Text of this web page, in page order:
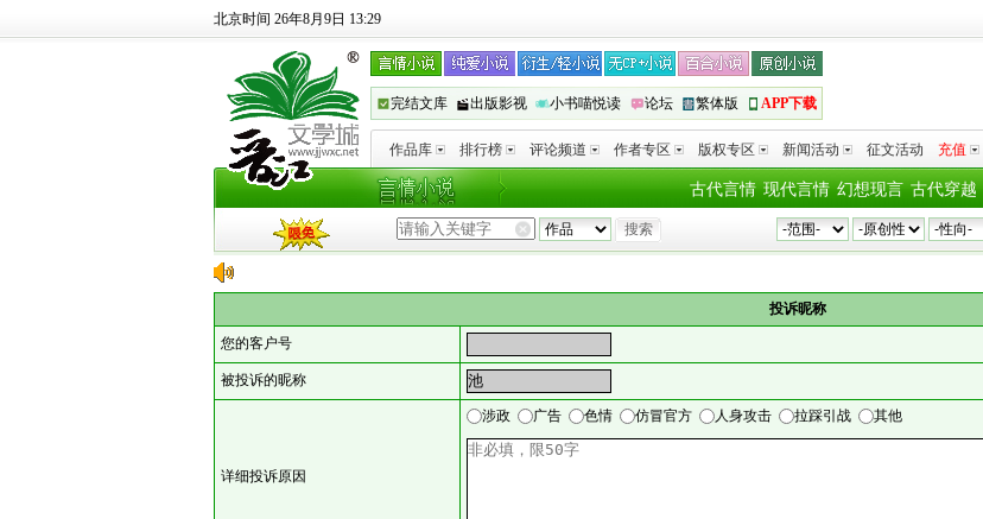
北京时间 26年8月9日 13:29
完结文库 出版影视 小书喵悦读 论坛 繁体版 APP下载
作品库 排行榜 评论频道 作者专区 版权专区 新闻活动 征文活动 充值
古代穿越
幻想现言
现代言情
古代言情
投诉昵称
您的客户号
被投诉的昵称
详细投诉原因
涉政 广告 色情 仿冒官方 人身攻击 拉踩引战 其他